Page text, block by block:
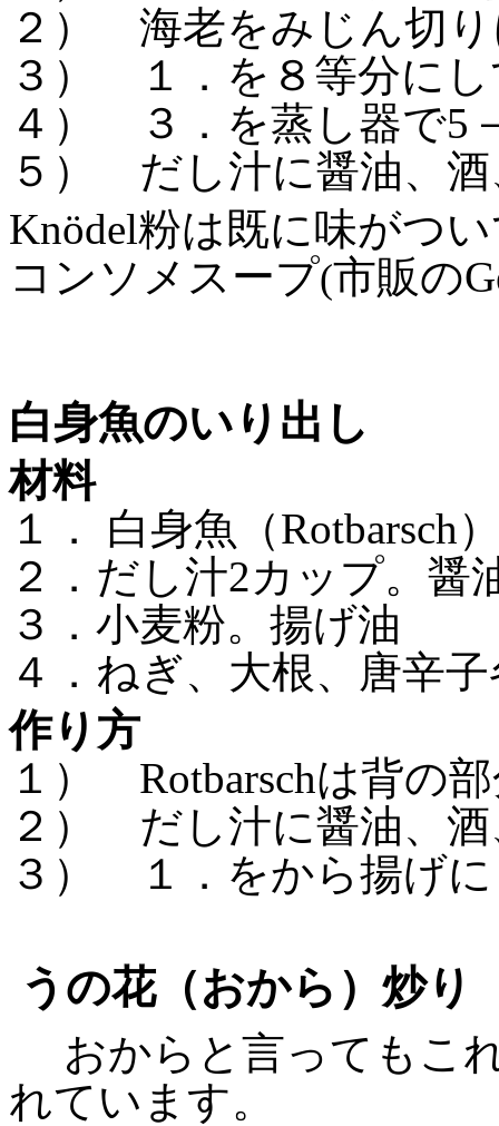
２） 海老をみじん切
３） １． を８等分に
４） ３． を蒸し器で5
５） だし汁に醤油、酒
Knödel粉は既に味がつ
コンソメスープ(市販の
白身魚のいり出し
材料
１． 白身魚（Rotbarsch
２． だし汁2カップ。醤
３． 小麦粉。揚げ油
４． ねぎ、大根、唐辛
作り方
１） Rotbarschは背の
２） だし汁に醤油、酒
３） １． をから揚げ
うの花（おから）炒り
おからと言ってもこ
れています。